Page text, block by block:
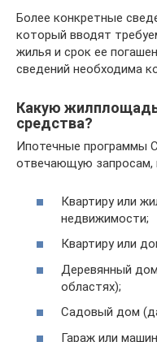
Более конкретные
который вводят
жилья и срок ее
сведений необходима
Какую
средства?
Ипотечные программы
отвечающую запросам,
Квартиру или
недвижимости;
Квартиру или
Деревянный
областях);
Садовый дом
Гараж или